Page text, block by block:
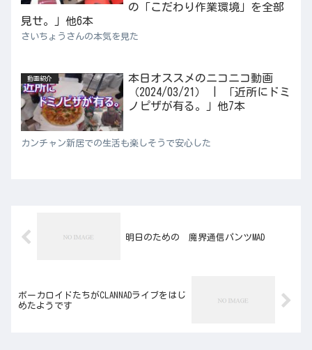
の「こだわり作業環境」を全部
見せ。」他6本
さいちょうさんの本気を見た
動画紹介
本日オススメのニコニコ動画
（2024/03/21） | 「近所にドミ
ノピザが有る。」他7本
カンチャン新居での生活も楽しそうで安心した
明日のための 魔界通信パンツMAD
ボーカロイドたちがCLANNADライブをはじ
めたようです